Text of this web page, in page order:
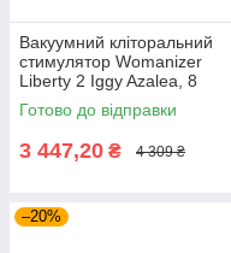
Вакуумний кліторальний
стимулятор Womanizer
Liberty 2 Iggy Azalea, 8
режимів, магнітна кришечка
Готово до відправки
3 447,20 ₴ 4 309 ₴
–20%